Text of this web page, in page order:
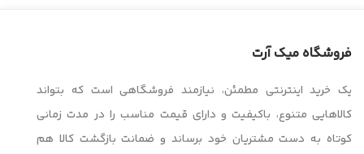
فروشگاه میک آرت
یک خرید اینترنتی مطمئن، نیازمند فروشگاهی است که بتواند
کالاهایی متنوع، باکیفیت و دارای قیمت مناسب را در مدت زمانی
کوتاه به دست مشتریان خود برساند و ضمانت بازگشت کالا هم